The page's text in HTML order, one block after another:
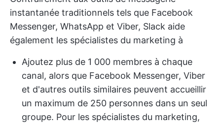
instantanée traditionnels tels que Facebook
Messenger, WhatsApp et Viber, Slack aide
également les spécialistes du marketing à
Ajoutez plus de 1 000 membres à chaque
canal, alors que Facebook Messenger, Viber
et d'autres outils similaires peuvent accueillir
un maximum de 250 personnes dans un seul
groupe. Pour les spécialistes du marketing,